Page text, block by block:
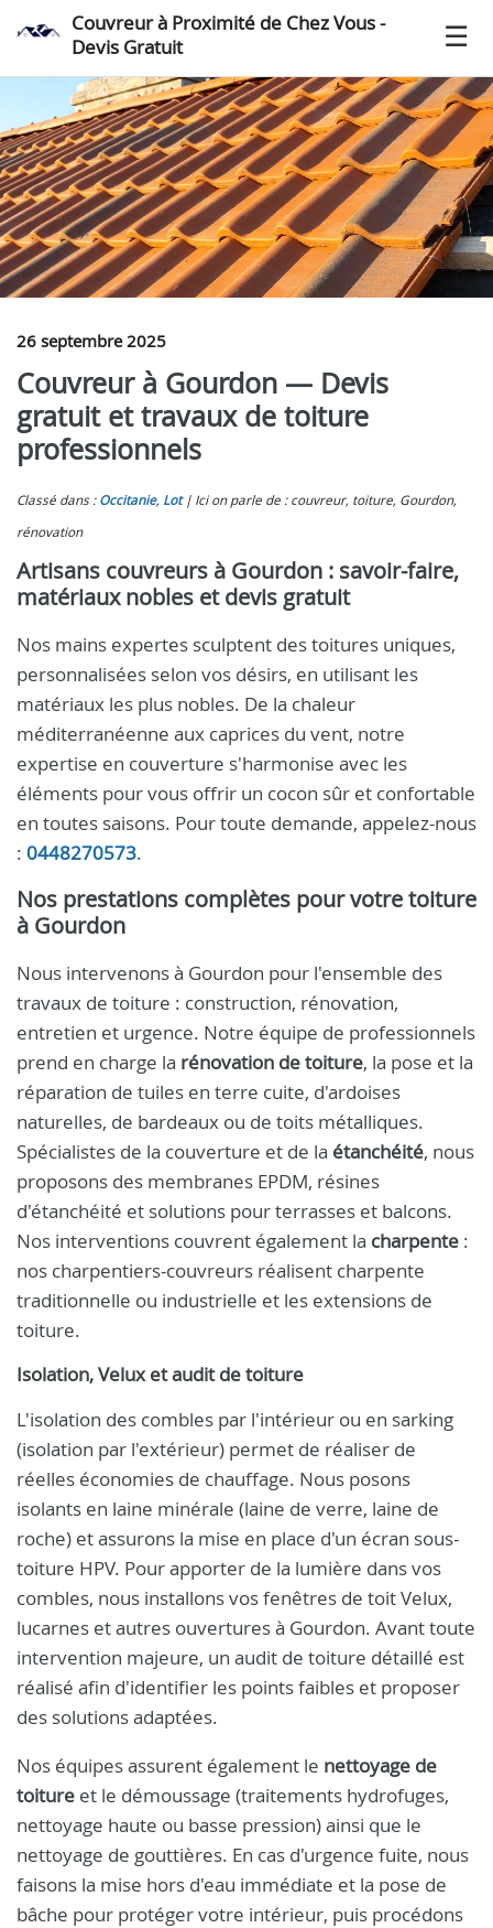
Couvreur à Proximité de Chez Vous -
Devis Gratuit
26 septembre 2025
Couvreur à Gourdon — Devis
gratuit et travaux de toiture
professionnels
Classé dans : Occitanie, Lot
Ici on parle de : couvreur, toiture, Gourdon,
rénovation
Artisans couvreurs à Gourdon : savoir-faire,
matériaux nobles et devis gratuit
Nos mains expertes sculptent des toitures uniques,
personnalisées selon vos désirs, en utilisant les
matériaux les plus nobles. De la chaleur
méditerranéenne aux caprices du vent, notre
expertise en couverture s'harmonise avec les
éléments pour vous offrir un cocon sûr et confortable
en toutes saisons. Pour toute demande, appelez-nous
: 0448270573.
Nos prestations complètes pour votre toiture
à Gourdon
Nous intervenons à Gourdon pour l'ensemble des
travaux de toiture : construction, rénovation,
entretien et urgence. Notre équipe de professionnels
prend en charge la rénovation de toiture, la pose et la
réparation de tuiles en terre cuite, d'ardoises
naturelles, de bardeaux ou de toits métalliques.
Spécialistes de la couverture et de la étanchéité, nous
proposons des membranes EPDM, résines
d'étanchéité et solutions pour terrasses et balcons.
Nos interventions couvrent également la charpente :
nos charpentiers-couvreurs réalisent charpente
traditionnelle ou industrielle et les extensions de
toiture.
Isolation, Velux et audit de toiture
L'isolation des combles par l'intérieur ou en sarking
(isolation par l'extérieur) permet de réaliser de
réelles économies de chauffage. Nous posons
isolants en laine minérale (laine de verre, laine de
roche) et assurons la mise en place d'un écran sous-
toiture HPV. Pour apporter de la lumière dans vos
combles, nous installons vos fenêtres de toit Velux,
lucarnes et autres ouvertures à Gourdon. Avant toute
intervention majeure, un audit de toiture détaillé est
réalisé afin d'identifier les points faibles et proposer
des solutions adaptées.
Nos équipes assurent également le nettoyage de
toiture et le démoussage (traitements hydrofuges,
nettoyage haute ou basse pression) ainsi que le
nettoyage de gouttières. En cas d'urgence fuite, nous
faisons la mise hors d'eau immédiate et la pose de
bâche pour protéger votre intérieur, puis procédons